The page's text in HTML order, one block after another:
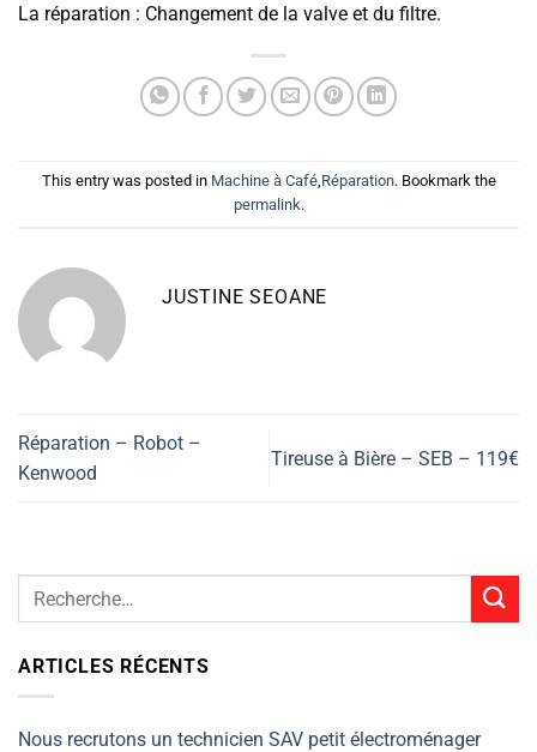
La réparation : Changement de la valve et du filtre.
This entry was posted in Machine à Café,Réparation. Bookmark the
permalink.
JUSTINE SEOANE
Réparation – Robot –
Kenwood
Tireuse à Bière – SEB – 119€
ARTICLES RÉCENTS
Nous recrutons un technicien SAV petit électroménager